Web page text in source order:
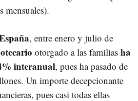
mensuales).
, entre enero y julio de
otorgado a las familias ha
interanual, pues ha pasado de
Un importe decepcionante
pues casi todas ellas